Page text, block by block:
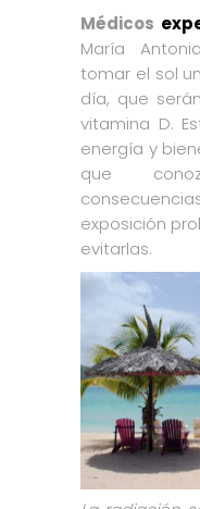
Médicos
María
tomar el sol
día, que
vitamina D.
energía y
que
exposición
evitarlas.